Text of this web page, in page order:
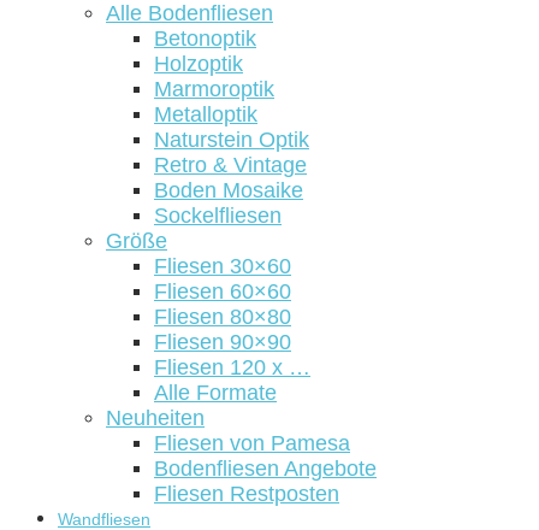
Alle Bodenfliesen
Betonoptik
Holzoptik
Marmoroptik
Metalloptik
Naturstein Optik
Retro & Vintage
Boden Mosaike
Sockelfliesen
Größe
Fliesen 30×60
Fliesen 60×60
Fliesen 80×80
Fliesen 90×90
Fliesen 120 x …
Alle Formate
Neuheiten
Fliesen von Pamesa
Bodenfliesen Angebote
Fliesen Restposten
Wandfliesen